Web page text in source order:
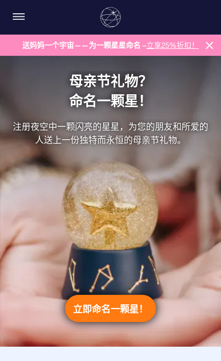
送妈妈一个宇宙——为一颗星星命名 –立享25%折扣！
母亲节礼物？
命名一颗星！
注册夜空中一颗闪亮的星星，为您的朋友和所爱的
人送上一份独特而永恒的母亲节礼物。
立即命名一颗星！